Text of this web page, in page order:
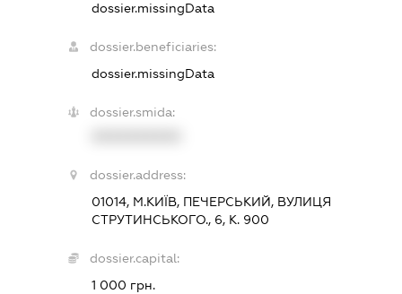
dossier.missingData
dossier.beneficiaries:
dossier.missingData
dossier.smida:
dossier.address:
01014, М.КИЇВ, ПЕЧЕРСЬКИЙ, ВУЛИЦЯ
СТРУТИНСЬКОГО., 6, К. 900
dossier.capital:
1 000 грн.